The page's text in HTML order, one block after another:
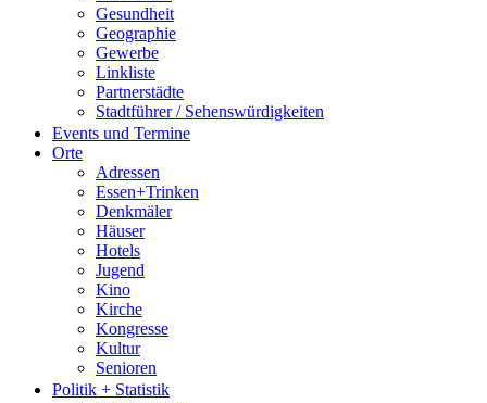
Gesundheit
Geographie
Gewerbe
Linkliste
Partnerstädte
Stadtführer / Sehenswürdigkeiten
Stadtplan
Sport
Who is who
Wohnen
Events und Termine
Orte
Adressen
Essen+Trinken
Denkmäler
Häuser
Hotels
Jugend
Kino
Kirche
Kongresse
Kultur
Senioren
Stadtführer
Politik + Statistik